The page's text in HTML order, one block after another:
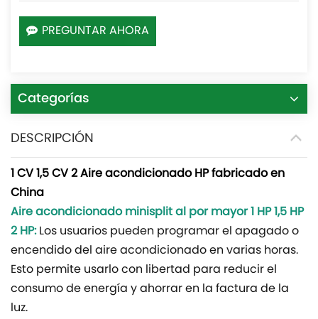
PREGUNTAR AHORA
Categorías
DESCRIPCIÓN
1 CV1,5 CV 2Aire acondicionado HP fabricado en
China
Aire acondicionado minisplit al por mayor1 HP 1,5 HP
2 HP:Los usuarios pueden programar el apagado o
encendido del aire acondicionado en varias horas.
Esto permite usarlo con libertad para reducir el
consumo de energía y ahorrar en la factura de la
luz.